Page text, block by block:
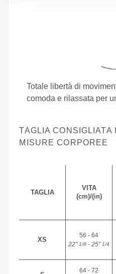
Totale libertà di
comoda e rilassata per
TAGLIA
MISURE CORPOREE
TAGLIA
VITA
(cm)/(in)
XS
56 - 64
22"1/8 - 25"1/4
64 - 72